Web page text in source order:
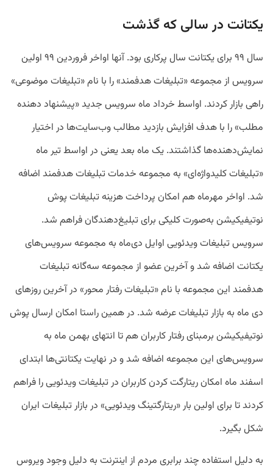
یکتانت در سالی که گذشت
سال ۹۹ برای یکتانت سال پرکاری بود. آنها اواخر فروردین ۹۹ اولین
سرویس از مجموعه «تبلیغات هدفمند» را با نام «تبلیغات موضوعی»
راهی بازار کردند. اواسط خرداد ماه سرویس جدید «پیشنهاد دهنده
مطلب» را با هدف افزایش بازدید مطالب وب‌سایت‌ها در اختیار
نمایش‌دهنده‌ها گذاشتند. یک ماه بعد یعنی در اواسط تیر ماه
«تبلیغات کلیدواژه‌ای» به مجموعه خدمات تبلیغات هدفمند اضافه
شد. اواخر مهرماه هم امکان پرداخت هزینه تبلیغات پوش
نوتیفیکیشن به‌صورت کلیکی برای تبلیغ‌دهندگان فراهم شد.
سرویس تبلیغات ویدئویی اوایل دی‌ماه به مجموعه سرویس‌های
یکتانت اضافه شد و آخرین عضو از مجموعه سه‌گانه تبلیغات
هدفمند این مجموعه با نام «تبلیغات رفتار محور» در آخرین روزهای
دی ماه به بازار تبلیغات عرضه شد. در همین راستا امکان ارسال پوش
نوتیفیکیشن برمبنای رفتار کاربران هم تا انتهای بهمن ماه به
سرویس‌های این مجموعه اضافه شد و در نهایت یکتانتی‌ها ابتدای
اسفند ماه امکان ریتارگت کردن کاربران در تبلیغات ویدئویی را فراهم
کردند تا برای اولین بار «ریتارگتینگ ویدئویی» در بازار تبلیغات ایران
شکل بگیرد.
به دلیل استفاده چند برابری مردم از اینترنت به دلیل وجود ویروس